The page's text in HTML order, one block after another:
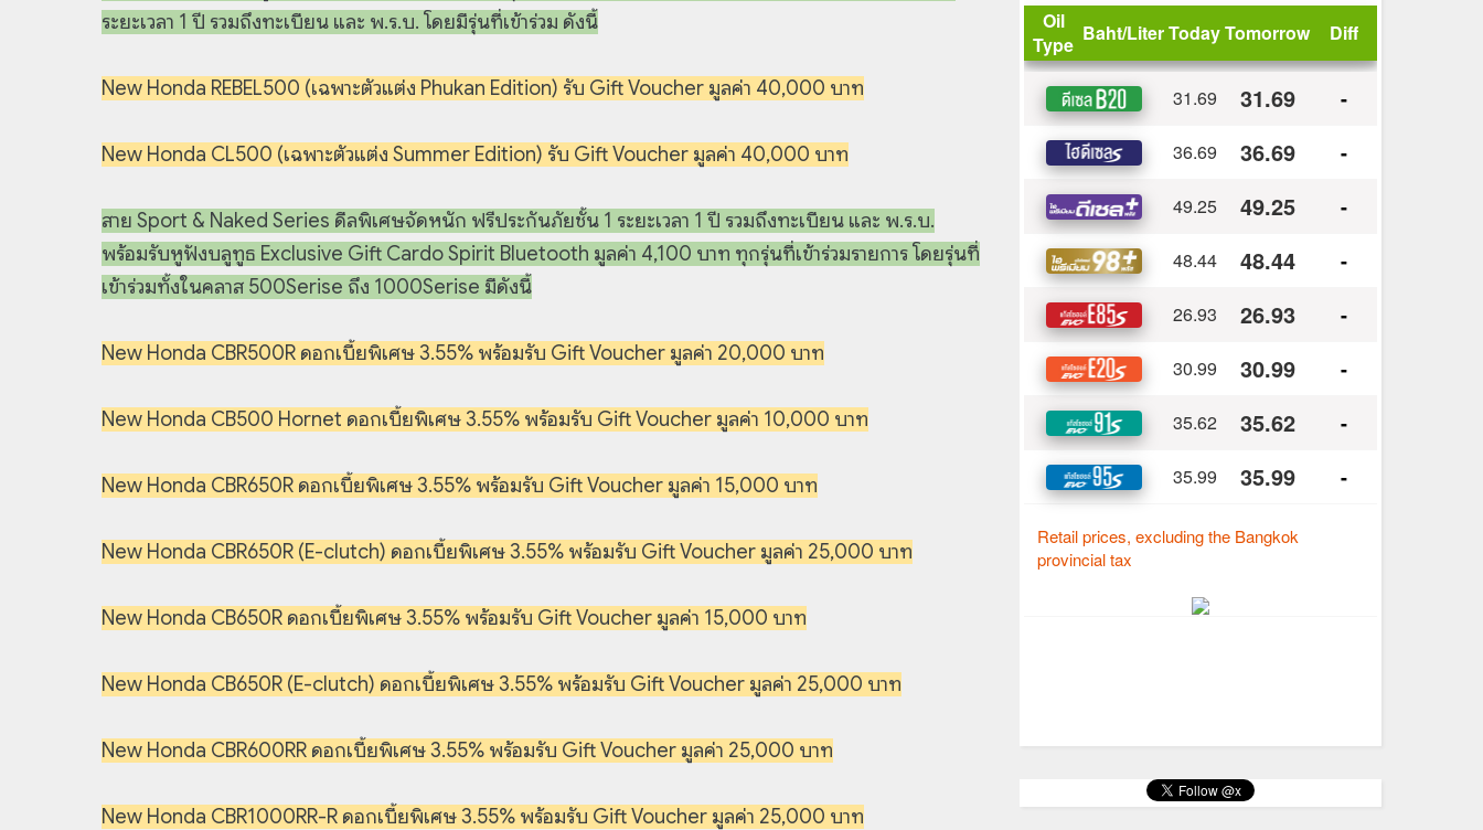
ระยะเวลา 1 ปี รวมถึงทะเบียน และ พ.ร.บ. โดยมีรุ่นที่เข้าร่วม ดังนี้
New Honda REBEL500 (เฉพาะตัวแต่ง Phukan Edition) รับ Gift Voucher มูลค่า 40,000 บาท
New Honda CL500 (เฉพาะตัวแต่ง Summer Edition) รับ Gift Voucher มูลค่า 40,000 บาท
สาย Sport & Naked Series ดีลพิเศษจัดหนัก ฟรีประกันภัยชั้น 1 ระยะเวลา 1 ปี รวมถึงทะเบียน และ พ.ร.บ.
พร้อมรับหูฟังบลูทูธ Exclusive Gift Cardo Spirit Bluetooth มูลค่า 4,100 บาท ทุกรุ่นที่เข้าร่วมรายการ โดยรุ่นที่
เข้าร่วมทั้งในคลาส 500Serise ถึง 1000Serise มีดังนี้
New Honda CBR500R ดอกเบี้ยพิเศษ 3.55% พร้อมรับ Gift Voucher มูลค่า 20,000 บาท
New Honda CB500 Hornet ดอกเบี้ยพิเศษ 3.55% พร้อมรับ Gift Voucher มูลค่า 10,000 บาท
New Honda CBR650R ดอกเบี้ยพิเศษ 3.55% พร้อมรับ Gift Voucher มูลค่า 15,000 บาท
New Honda CBR650R (E-clutch) ดอกเบี้ยพิเศษ 3.55% พร้อมรับ Gift Voucher มูลค่า 25,000 บาท
New Honda CB650R ดอกเบี้ยพิเศษ 3.55% พร้อมรับ Gift Voucher มูลค่า 15,000 บาท
New Honda CB650R (E-clutch) ดอกเบี้ยพิเศษ 3.55% พร้อมรับ Gift Voucher มูลค่า 25,000 บาท
New Honda CBR600RR ดอกเบี้ยพิเศษ 3.55% พร้อมรับ Gift Voucher มูลค่า 25,000 บาท
New Honda CBR1000RR-R ดอกเบี้ยพิเศษ 3.55% พร้อมรับ Gift Voucher มูลค่า 25,000 บาท